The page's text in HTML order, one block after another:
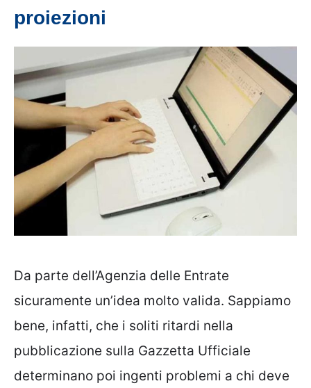
proiezioni
Da parte dell’Agenzia delle Entrate
sicuramente un’idea molto valida. Sappiamo
bene, infatti, che i soliti ritardi nella
pubblicazione sulla Gazzetta Ufficiale
determinano poi ingenti problemi a chi deve